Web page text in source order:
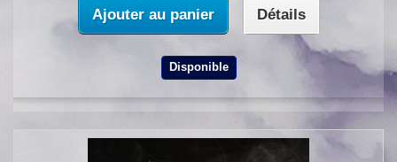
Ajouter au panier Détails
Disponible